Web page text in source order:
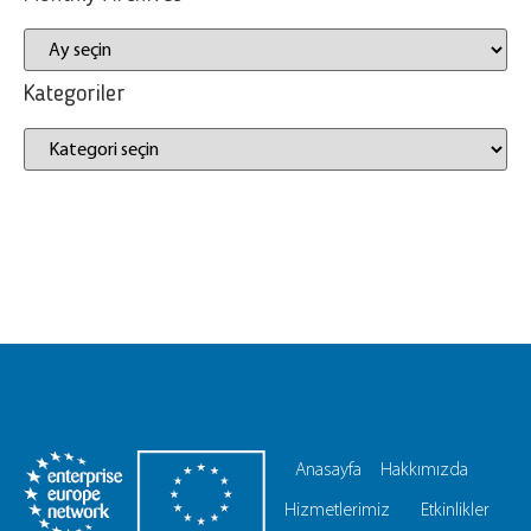
Kategoriler
Anasayfa Hakkımızda
Hizmetlerimiz Etkinlikler